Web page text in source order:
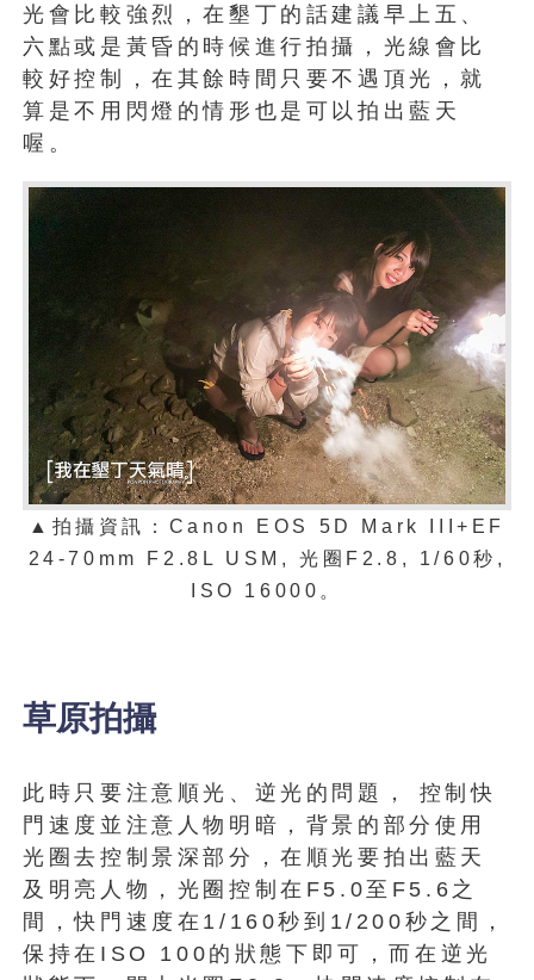
光會比較強烈，在墾丁的話建議早上五、
六點或是黃昏的時候進行拍攝，光線會比
較好控制，在其餘時間只要不遇頂光，就
算是不用閃燈的情形也是可以拍出藍天
喔。
▲拍攝資訊：Canon EOS 5D Mark III+EF
24-70mm F2.8L USM, 光圈F2.8, 1/60秒,
ISO 16000。
草原拍攝
此時只要注意順光、逆光的問題， 控制快
門速度並注意人物明暗，背景的部分使用
光圈去控制景深部分，在順光要拍出藍天
及明亮人物，光圈控制在F5.0至F5.6之
間，快門速度在1/160秒到1/200秒之間，
保持在ISO 100的狀態下即可，而在逆光